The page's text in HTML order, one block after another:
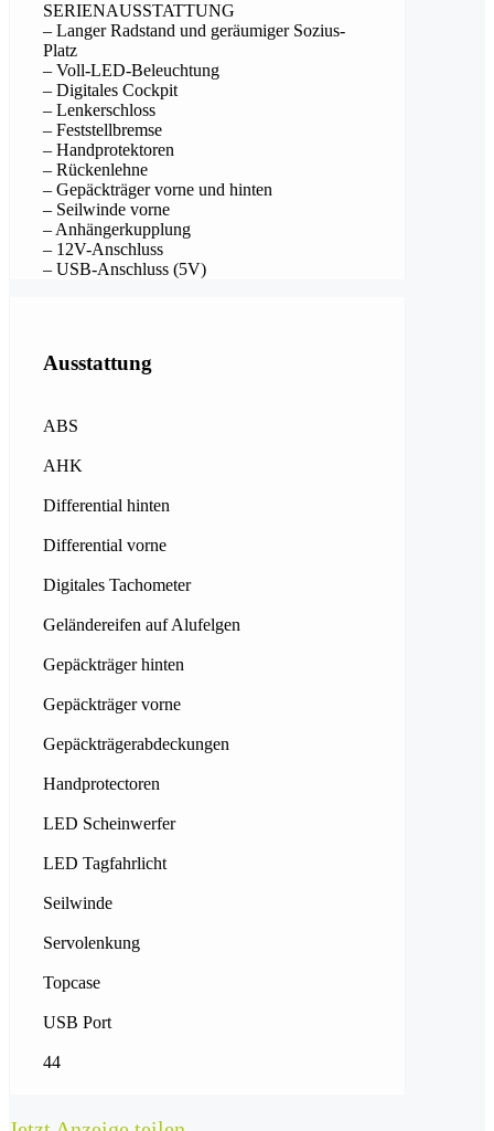
SERIENAUSSTATTUNG
– Langer Radstand und geräumiger Sozius-
Platz
– Voll-LED-Beleuchtung
– Digitales Cockpit
– Lenkerschloss
– Feststellbremse
– Handprotektoren
– Rückenlehne
– Gepäckträger vorne und hinten
– Seilwinde vorne
– Anhängerkupplung
– 12V-Anschluss
– USB-Anschluss (5V)
Ausstattung
ABS
AHK
Differential hinten
Differential vorne
Digitales Tachometer
Geländereifen auf Alufelgen
Gepäckträger hinten
Gepäckträger vorne
Gepäckträgerabdeckungen
Handprotectoren
LED Scheinwerfer
LED Tagfahrlicht
Seilwinde
Servolenkung
Topcase
USB Port
44